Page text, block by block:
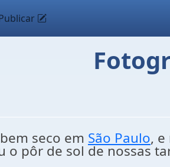
seco em São Paulo,
o pôr de sol de nossas